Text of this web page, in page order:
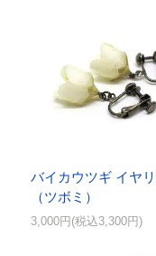
バイカウツギ イヤ
（ツボミ）
3,000円(税込3,300円)